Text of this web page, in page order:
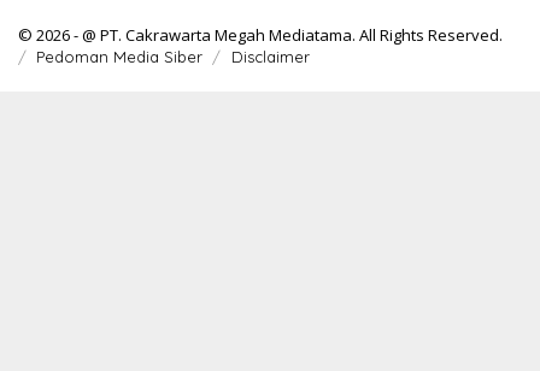
© 2026 - @ PT. Cakrawarta Megah Mediatama. All Rights Reserved.
Pedoman Media Siber Disclaimer